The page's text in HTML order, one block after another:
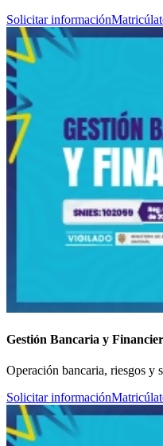
Solicitar información
Gestión Bancaria y
Operación bancaria, riesgos y
Solicitar información